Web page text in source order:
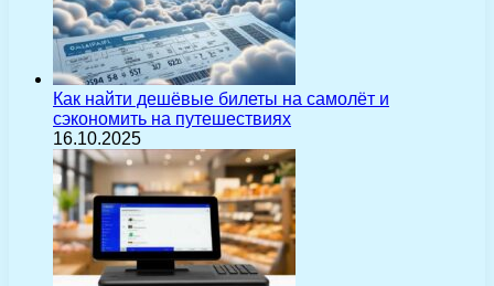
Как найти дешёвые билеты на самолёт и
сэкономить на путешествиях
16.10.2025